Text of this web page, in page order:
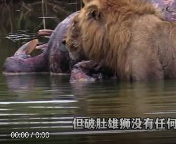
00:00/0:00